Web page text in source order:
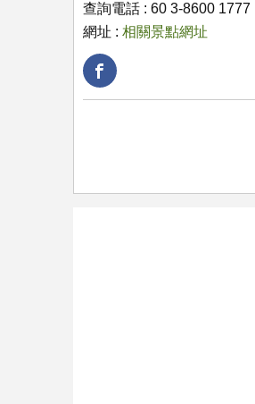
查詢電話 : 60 3-8600 1777
網址 : 相關景點網址